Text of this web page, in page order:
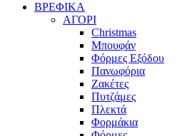
ΒΡΕΦΙΚΑ
ΑΓΟΡΙ
Christmas
Μπουφάν
Φόρμες Εξόδου
Πανωφόρια
Ζακέτες
Πυτζάμες
Πλεκτά
Φορμάκια